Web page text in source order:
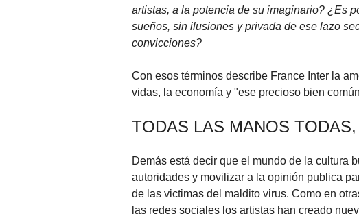
artistas, a la potencia de su imaginario? ¿Es
sueños, sin ilusiones y privada de ese lazo
convicciones?
Con esos términos describe France Inter la
vidas, la economía y "ese precioso bien
TODAS LAS MANOS
Demás está decir que el mundo de la cultura
autoridades y movilizar a la opinión publica
de las victimas del maldito virus. Como en
las redes sociales los artistas han creado